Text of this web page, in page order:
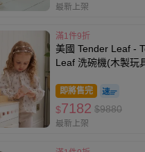
最新上架
滿1件9折
美國 Tender Leaf -
Leaf 洗碗機(木製玩
即將售完
$7182 $9880
最新上架